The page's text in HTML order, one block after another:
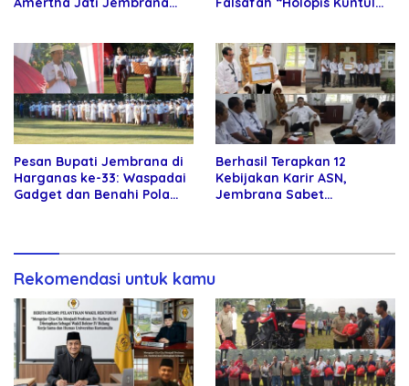
Pesan Bupati Jembrana di
Harganas ke-33: Waspadai
Gadget dan Benahi Pola
Berhasil Terapkan 12
Kebijakan Karir ASN,
Jembrana Sabet
Rekomendasi untuk kamu